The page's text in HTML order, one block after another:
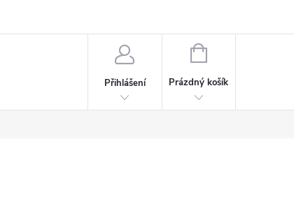
Přihlášení
NÁKUPNÍ
Prázdný košík